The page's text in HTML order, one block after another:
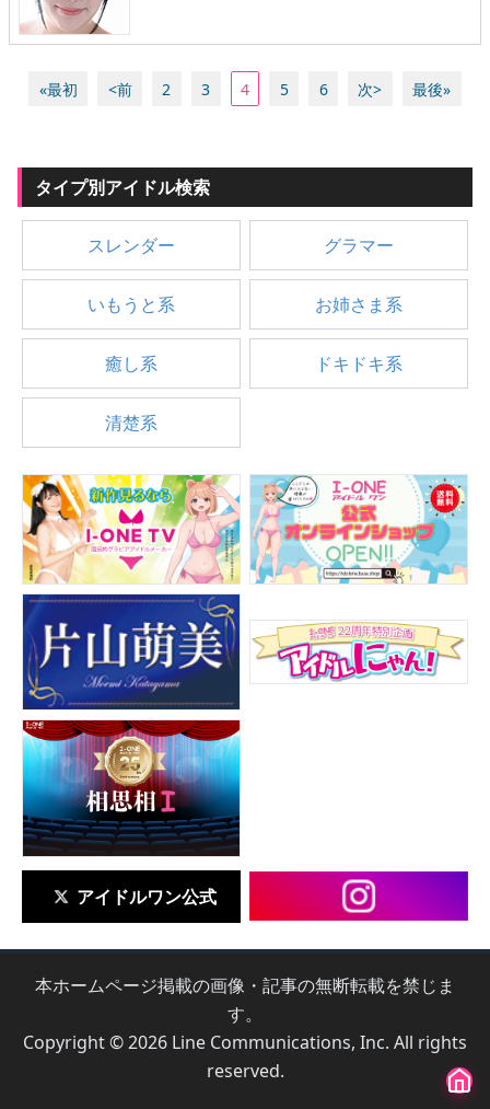
«最初 <前 2 3 4 5 6 次> 最後»
タイプ別アイドル検索
スレンダー グラマー
いもうと系 お姉さま系
癒し系 ドキドキ系
清楚系
アイドルワン公式
本ホームページ掲載の画像・記事の無断転載を禁じま
す。
Copyright © 2026 Line Communications, Inc. All rights
reserved.